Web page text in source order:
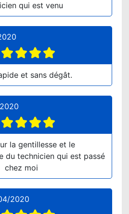
qui est venu
et sans dégât.
la gentillesse et le
du technicien qui est passé
chez moi
2020